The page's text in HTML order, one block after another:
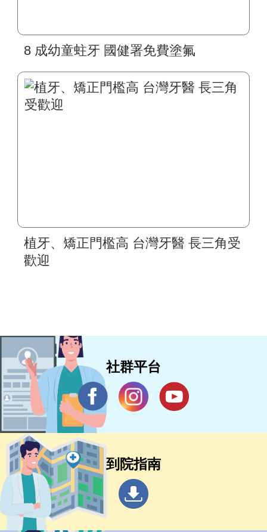
8 成幼童蛀牙 國健署免費塗氟
植牙、矯正門檻高 台灣牙醫 長三角受
歡迎
社群平台
到院指南